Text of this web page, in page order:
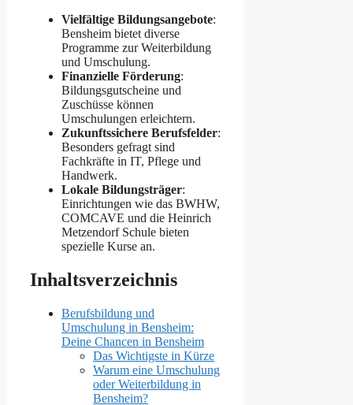
Vielfältige Bildungsangebote:
Bensheim bietet diverse
Programme zur Weiterbildung
und Umschulung.​
Finanzielle Förderung:
Bildungsgutscheine und
Zuschüsse können
Umschulungen erleichtern.​
Zukunftssichere Berufsfelder:
Besonders gefragt sind
Fachkräfte in IT, Pflege und
Handwerk.​
Lokale Bildungsträger:
Einrichtungen wie das BWHW,
COMCAVE und die Heinrich
Metzendorf Schule bieten
spezielle Kurse an.​
Inhaltsverzeichnis
Berufsbildung und
Umschulung in Bensheim:
Deine Chancen in Bensheim
Das Wichtigste in Kürze
Warum eine Umschulung
oder Weiterbildung in
Bensheim?